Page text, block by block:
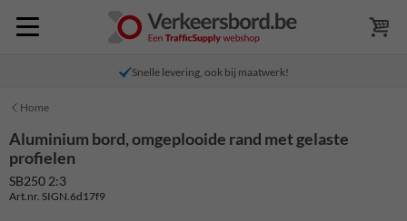
Snelle levering, ook bij maatwerk!
Home
Aluminium bord, omgeplooide rand met gelaste
profielen
SB250 2:3
Art.nr. SIGN.6d17f9